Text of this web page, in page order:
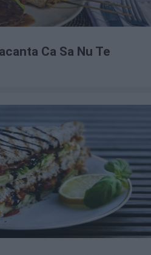
Ca Sa Nu Te